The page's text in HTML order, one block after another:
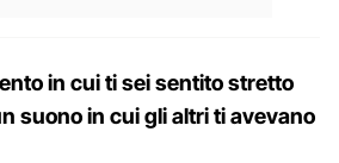
in cui ti sei sentito stretto
suono in cui gli altri ti avevano